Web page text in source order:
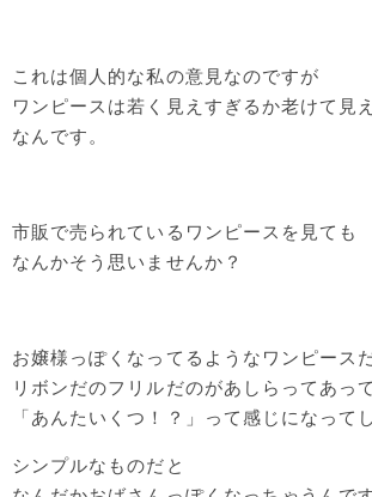
これは個人的な私の意見なのですが
ワンピースは若く見えすぎるか老けて見
なんです。
市販で売られているワンピースを見ても
なんかそう思いませんか？
お嬢様っぽくなってるようなワンピース
リボンだのフリルだのがあしらってあって
「あんたいくつ！？」って感じになって
シンプルなものだと